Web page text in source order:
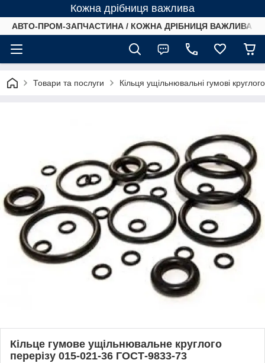
Кожна дрібниця важлива
АВТО-ПРОМ-ЗАПЧАСТИНА / КОЖНА ДРІБНИЦЯ ВАЖЛИВА /
Товари та послуги Кільця ущільнювальні гумові
Кільце гумове ущільнювальне круглого
перерізу 015-021-36 ГОСТ-9833-73